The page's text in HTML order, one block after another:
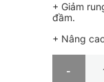
+ Giảm
đầm.
+ Nâng